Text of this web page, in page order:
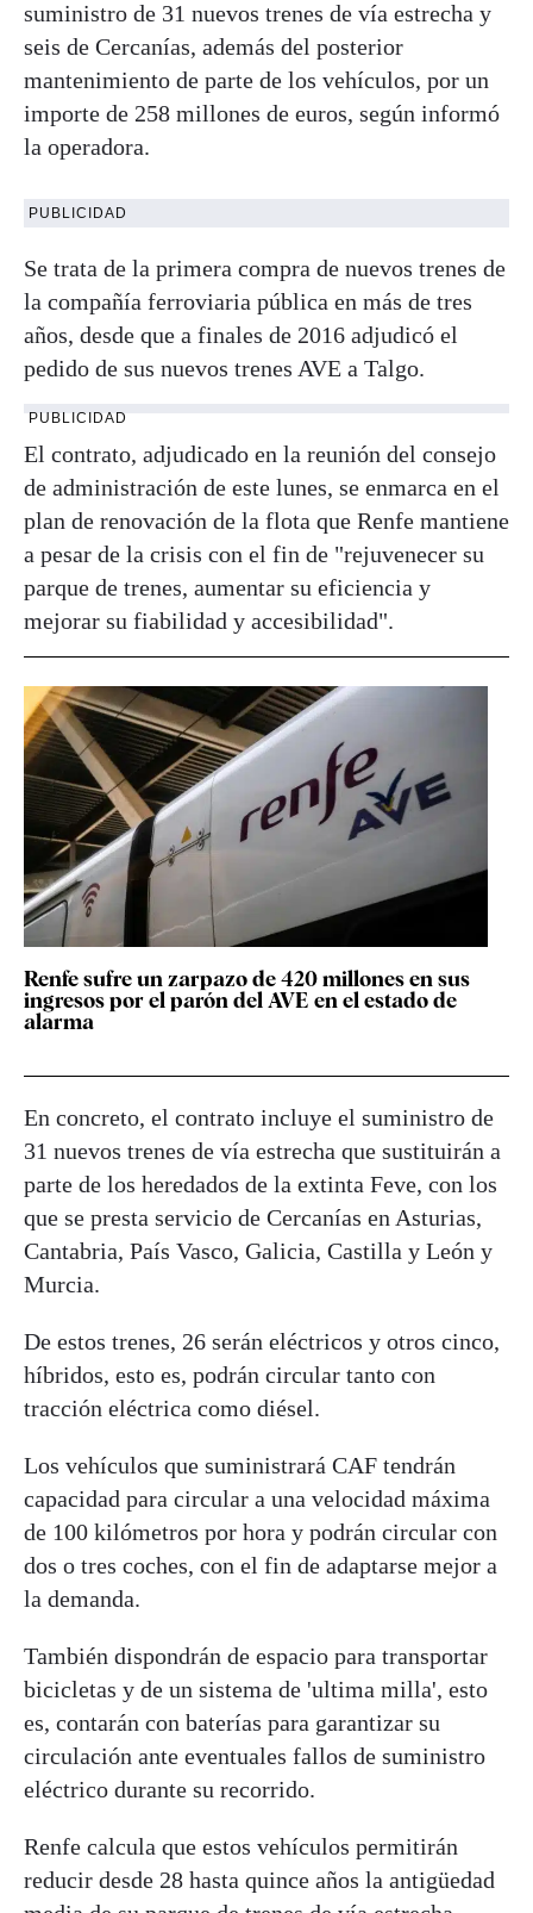
suministro de 31 nuevos trenes de vía estrecha y
seis de Cercanías, además del posterior
mantenimiento de parte de los vehículos, por un
importe de 258 millones de euros, según informó
la operadora.
PUBLICIDAD
Se trata de la primera compra de nuevos trenes de
la compañía ferroviaria pública en más de tres
años, desde que a finales de 2016 adjudicó el
pedido de sus nuevos trenes AVE a Talgo.
PUBLICIDAD
El contrato, adjudicado en la reunión del consejo
de administración de este lunes, se enmarca en el
plan de renovación de la flota que Renfe mantiene
a pesar de la crisis con el fin de "rejuvenecer su
parque de trenes, aumentar su eficiencia y
mejorar su fiabilidad y accesibilidad".
Renfe sufre un zarpazo de 420 millones en sus
ingresos por el parón del AVE en el estado de
alarma
En concreto, el contrato incluye el suministro de
31 nuevos trenes de vía estrecha que sustituirán a
parte de los heredados de la extinta Feve, con los
que se presta servicio de Cercanías en Asturias,
Cantabria, País Vasco, Galicia, Castilla y León y
Murcia.
De estos trenes, 26 serán eléctricos y otros cinco,
híbridos, esto es, podrán circular tanto con
tracción eléctrica como diésel.
Los vehículos que suministrará CAF tendrán
capacidad para circular a una velocidad máxima
de 100 kilómetros por hora y podrán circular con
dos o tres coches, con el fin de adaptarse mejor a
la demanda.
También dispondrán de espacio para transportar
bicicletas y de un sistema de 'ultima milla', esto
es, contarán con baterías para garantizar su
circulación ante eventuales fallos de suministro
eléctrico durante su recorrido.
Renfe calcula que estos vehículos permitirán
reducir desde 28 hasta quince años la antigüedad